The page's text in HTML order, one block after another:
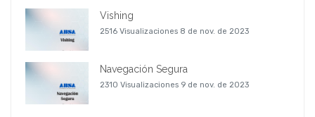
Vishing
2516 Visualizaciones 8 de nov. de 2023
Navegación Segura
2310 Visualizaciones 9 de nov. de 2023